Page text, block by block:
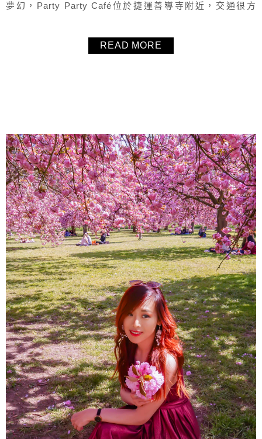
夢幻，Party Party Café位於捷運善導寺附近，交通很方
READ MORE
About